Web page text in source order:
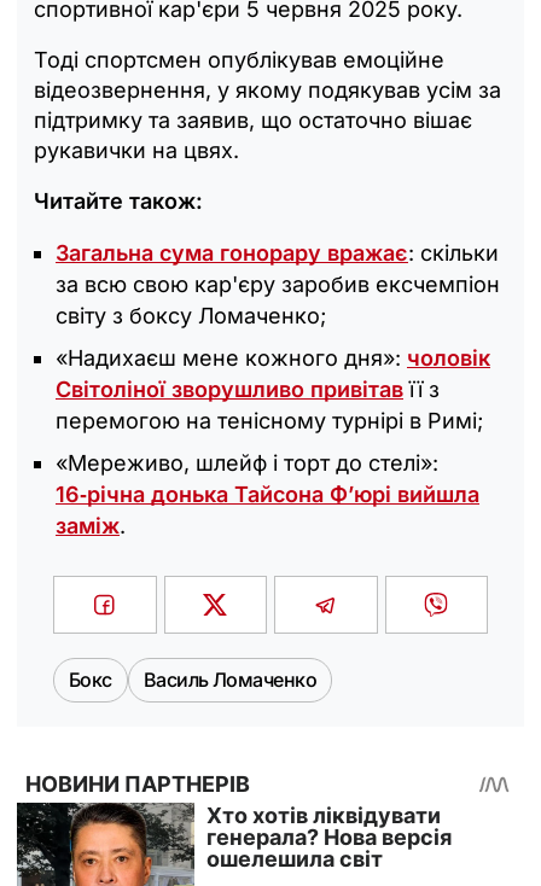
спортивної кар'єри 5 червня 2025 року.
Тоді спортсмен опублікував емоційне
відеозвернення, у якому подякував усім за
підтримку та заявив, що остаточно вішає
рукавички на цвях.
Читайте також:
Загальна сума гонорару вражає: скільки
за всю свою кар'єру заробив ексчемпіон
світу з боксу Ломаченко;
«Надихаєш мене кожного дня»: чоловік
Світоліної зворушливо привітавїї з
перемогою на тенісному турнірі в Римі;
«Мереживо, шлейф і торт до стелі»:
16‑річна донька Тайсона Ф’юрі вийшла
заміж.
Бокс Василь Ломаченко